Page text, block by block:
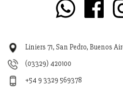
Liniers 71, San Pedro, Buenos
(03329) 420100
+54 9 3329 569378